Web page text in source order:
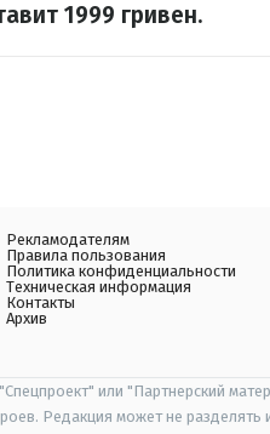
1999 гривен.
Рекламодателям
Правила пользования
Политика конфиденциальности
Техническая информация
Контакты
Архив
или "Партнерский
Редакция может не разделять